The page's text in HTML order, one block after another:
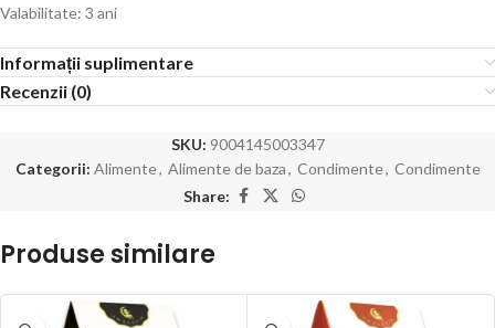
Valabilitate: 3 ani
Informații suplimentare
Recenzii (0)
SKU: 9004145003347
Categorii: Alimente, Alimente de baza, Condimente, Condimente
Share:
Produse similare